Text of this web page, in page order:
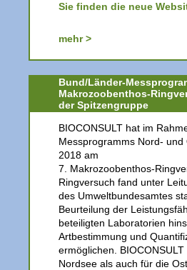
Sie finden die neue
mehr >
Bund/Länder-
Makrozoobenthos-
der Spitzengruppe
BIOCONSULT hat im
Messprogramms Nord-
2018 am
7. Makrozoobenthos-
Ringversuch fand unter
des Umweltbundesamtes
Beurteilung der
beteiligten Laboratorien
Artbestimmung und
ermöglichen.
Nordsee als auch für die